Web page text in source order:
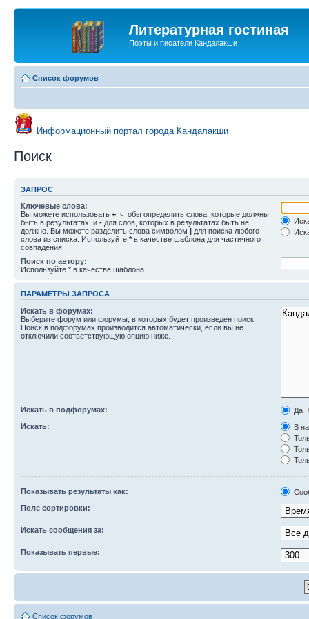
Литературная гостиная
Поэты и писатели Кандалакши
Список форумов
Информационный портал города Кандалакши
Поиск
ЗАПРОС
Ключевые слова:
Вы можете использовать + , чтобы определить слова, которые должны
быть в результатах, и - для слов, которых в результатах быть не
должно. Вы можете разделить слова символом | для поиска любого
слова из списка. Используйте * в качестве шаблона для частичного
совпадения.
Поиск по автору:
Используйте * в качестве шаблона.
ПАРАМЕТРЫ ЗАПРОСА
Искать в форумах:
Выберите форум или форумы, в которых будет произведен поиск.
Поиск в подфорумах производится автоматически, если вы не
отключили соответствующую опцию ниже.
Искать в подфорумах:
Да
Искать:
В
Показывать результаты как:
Поле сортировки:
Искать сообщения за:
Показывать первые:
Список форумов